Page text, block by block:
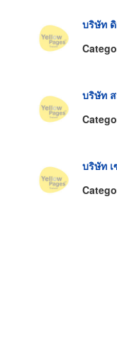
บริษัท
บริษัท
บริษัท